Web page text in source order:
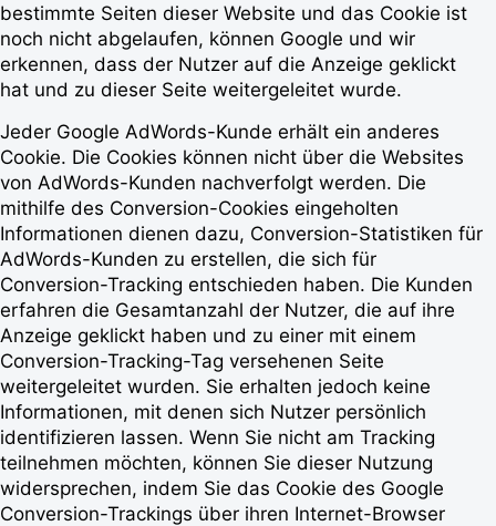
bestimmte Seiten dieser Website und das Cookie ist
noch nicht abgelaufen, können Google und wir
erkennen, dass der Nutzer auf die Anzeige geklickt
hat und zu dieser Seite weitergeleitet wurde.
Jeder Google AdWords-Kunde erhält ein anderes
Cookie. Die Cookies können nicht über die Websites
von AdWords-Kunden nachverfolgt werden. Die
mithilfe des Conversion-Cookies eingeholten
Informationen dienen dazu, Conversion-Statistiken für
AdWords-Kunden zu erstellen, die sich für
Conversion-Tracking entschieden haben. Die Kunden
erfahren die Gesamtanzahl der Nutzer, die auf ihre
Anzeige geklickt haben und zu einer mit einem
Conversion-Tracking-Tag versehenen Seite
weitergeleitet wurden. Sie erhalten jedoch keine
Informationen, mit denen sich Nutzer persönlich
identifizieren lassen. Wenn Sie nicht am Tracking
teilnehmen möchten, können Sie dieser Nutzung
widersprechen, indem Sie das Cookie des Google
Conversion-Trackings über ihren Internet-Browser